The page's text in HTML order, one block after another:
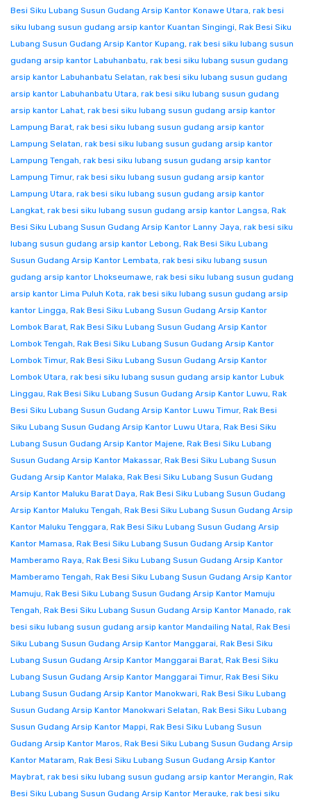
Besi Siku Lubang Susun Gudang Arsip Kantor Konawe Utara, rak besi
siku lubang susun gudang arsip kantor Kuantan Singingi, Rak Besi Siku
Lubang Susun Gudang Arsip Kantor Kupang, rak besi siku lubang susun
gudang arsip kantor Labuhanbatu, rak besi siku lubang susun gudang
arsip kantor Labuhanbatu Selatan, rak besi siku lubang susun gudang
arsip kantor Labuhanbatu Utara, rak besi siku lubang susun gudang
arsip kantor Lahat, rak besi siku lubang susun gudang arsip kantor
Lampung Barat, rak besi siku lubang susun gudang arsip kantor
Lampung Selatan, rak besi siku lubang susun gudang arsip kantor
Lampung Tengah, rak besi siku lubang susun gudang arsip kantor
Lampung Timur, rak besi siku lubang susun gudang arsip kantor
Lampung Utara, rak besi siku lubang susun gudang arsip kantor
Langkat, rak besi siku lubang susun gudang arsip kantor Langsa, Rak
Besi Siku Lubang Susun Gudang Arsip Kantor Lanny Jaya, rak besi siku
lubang susun gudang arsip kantor Lebong, Rak Besi Siku Lubang
Susun Gudang Arsip Kantor Lembata, rak besi siku lubang susun
gudang arsip kantor Lhokseumawe, rak besi siku lubang susun gudang
arsip kantor Lima Puluh Kota, rak besi siku lubang susun gudang arsip
kantor Lingga, Rak Besi Siku Lubang Susun Gudang Arsip Kantor
Lombok Barat, Rak Besi Siku Lubang Susun Gudang Arsip Kantor
Lombok Tengah, Rak Besi Siku Lubang Susun Gudang Arsip Kantor
Lombok Timur, Rak Besi Siku Lubang Susun Gudang Arsip Kantor
Lombok Utara, rak besi siku lubang susun gudang arsip kantor Lubuk
Linggau, Rak Besi Siku Lubang Susun Gudang Arsip Kantor Luwu, Rak
Besi Siku Lubang Susun Gudang Arsip Kantor Luwu Timur, Rak Besi
Siku Lubang Susun Gudang Arsip Kantor Luwu Utara, Rak Besi Siku
Lubang Susun Gudang Arsip Kantor Majene, Rak Besi Siku Lubang
Susun Gudang Arsip Kantor Makassar, Rak Besi Siku Lubang Susun
Gudang Arsip Kantor Malaka, Rak Besi Siku Lubang Susun Gudang
Arsip Kantor Maluku Barat Daya, Rak Besi Siku Lubang Susun Gudang
Arsip Kantor Maluku Tengah, Rak Besi Siku Lubang Susun Gudang Arsip
Kantor Maluku Tenggara, Rak Besi Siku Lubang Susun Gudang Arsip
Kantor Mamasa, Rak Besi Siku Lubang Susun Gudang Arsip Kantor
Mamberamo Raya, Rak Besi Siku Lubang Susun Gudang Arsip Kantor
Mamberamo Tengah, Rak Besi Siku Lubang Susun Gudang Arsip Kantor
Mamuju, Rak Besi Siku Lubang Susun Gudang Arsip Kantor Mamuju
Tengah, Rak Besi Siku Lubang Susun Gudang Arsip Kantor Manado, rak
besi siku lubang susun gudang arsip kantor Mandailing Natal, Rak Besi
Siku Lubang Susun Gudang Arsip Kantor Manggarai, Rak Besi Siku
Lubang Susun Gudang Arsip Kantor Manggarai Barat, Rak Besi Siku
Lubang Susun Gudang Arsip Kantor Manggarai Timur, Rak Besi Siku
Lubang Susun Gudang Arsip Kantor Manokwari, Rak Besi Siku Lubang
Susun Gudang Arsip Kantor Manokwari Selatan, Rak Besi Siku Lubang
Susun Gudang Arsip Kantor Mappi, Rak Besi Siku Lubang Susun
Gudang Arsip Kantor Maros, Rak Besi Siku Lubang Susun Gudang Arsip
Kantor Mataram, Rak Besi Siku Lubang Susun Gudang Arsip Kantor
Maybrat, rak besi siku lubang susun gudang arsip kantor Merangin, Rak
Besi Siku Lubang Susun Gudang Arsip Kantor Merauke, rak besi siku